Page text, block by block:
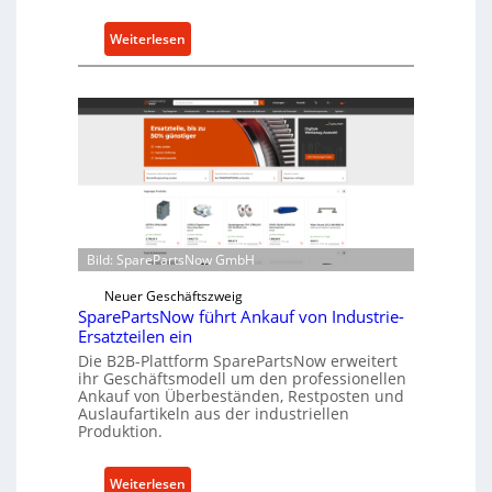
u
t
z
f
ü
r
i
n
i
r
e
k
t
e
A
n
t
i
e
Weiterlesen:
C
l
l
n
t
w
i
c
k
e
l
t
0
Bild: SparePartsNow GmbH
Neuer Geschäftszweig
SparePartsNow führt Ankauf von Industrie-
Ersatzteilen ein
Die B2B-Plattform SparePartsNow erweitert
ihr Geschäftsmodell um den professionellen
Ankauf von Überbeständen, Restposten und
Auslaufartikeln aus der industriellen
Produktion.
Weiterlesen: